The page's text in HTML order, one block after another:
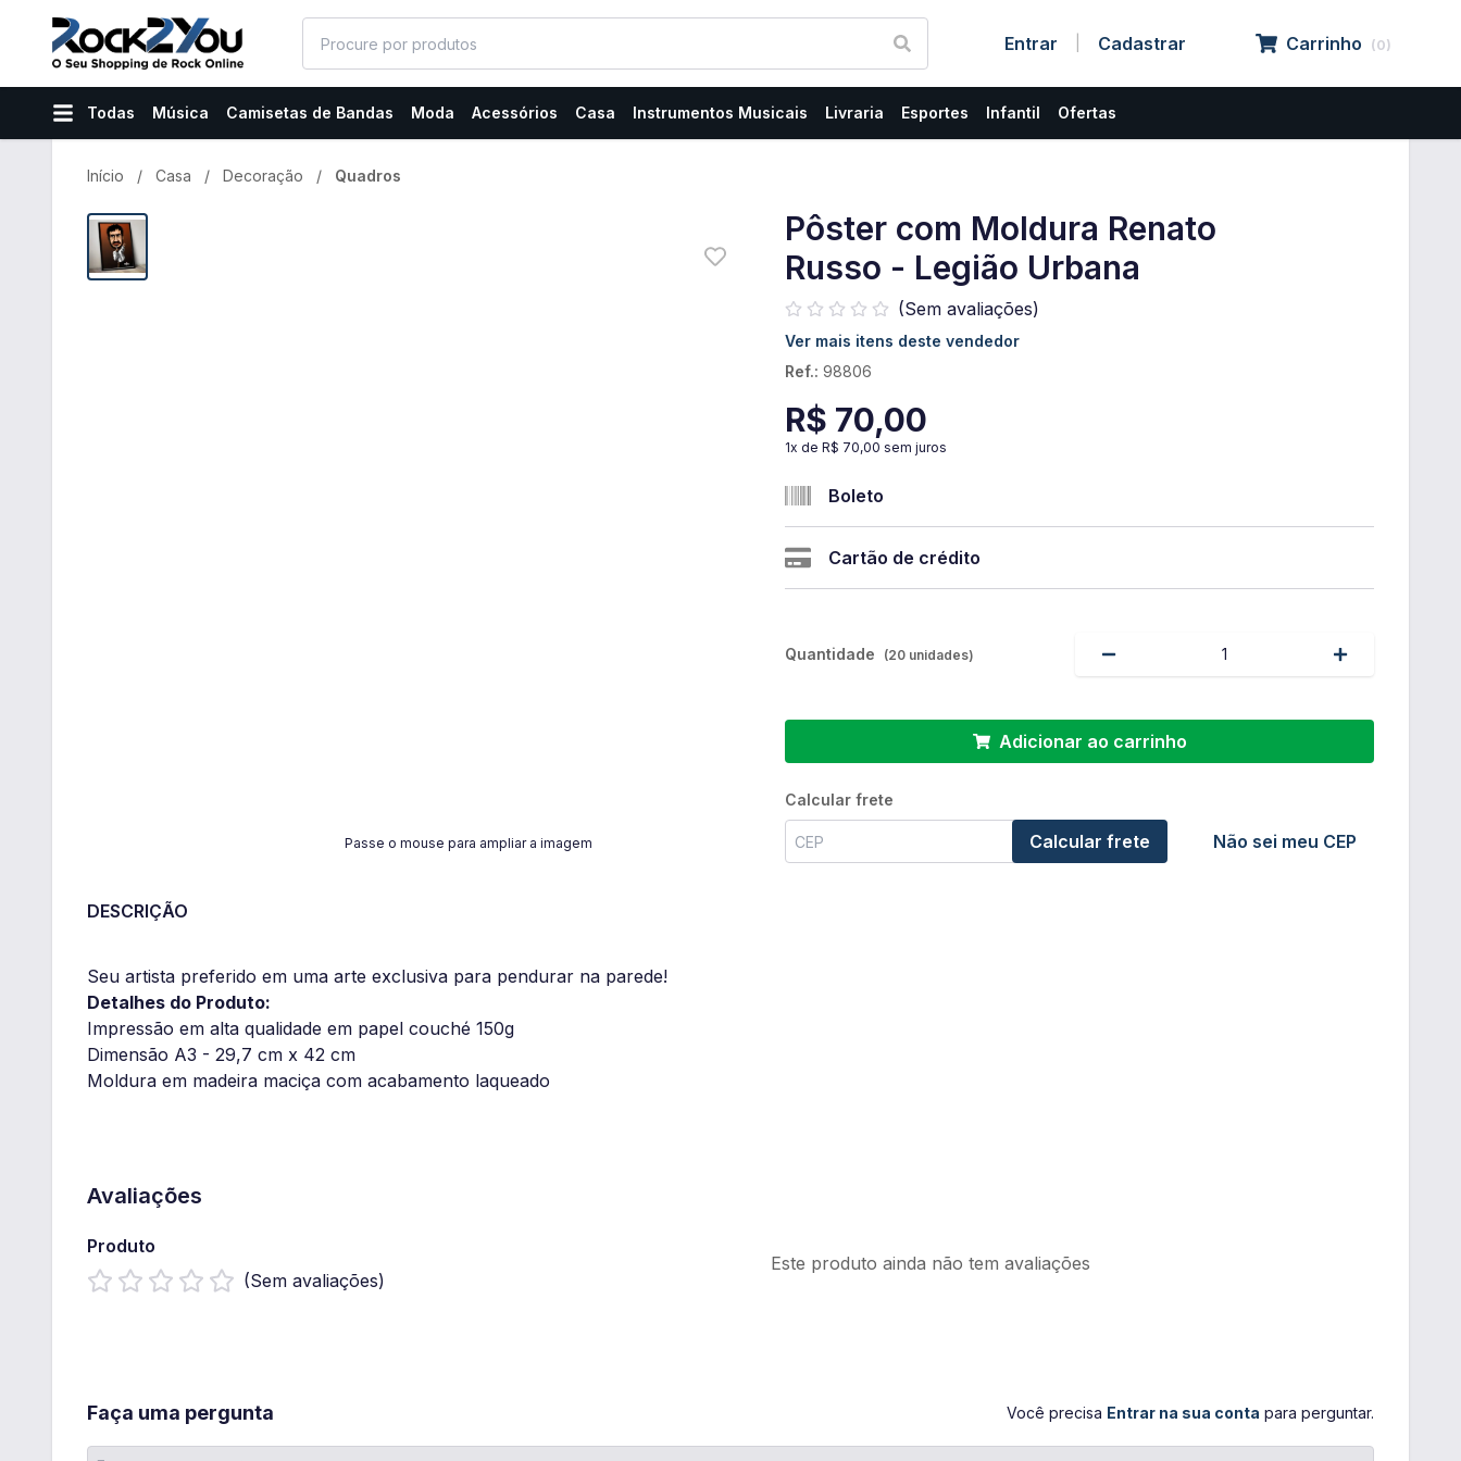
Entrar Cadastrar Carrinho (0)
Todas Música Camisetas de Bandas Moda Acessórios Casa Instrumentos Musicais Livraria Esportes Infantil Ofertas
Início Casa Decoração Quadros
Passe o mouse para ampliar a imagem
Pôster com Moldura Renato
Russo - Legião Urbana
(Sem avaliações)
Ver mais itens deste vendedor
Ref.: 98806
R$ 70,00
1x de R$ 70,00 sem juros
Boleto
Cartão de crédito
Quantidade (20 unidades)
Adicionar ao carrinho
Calcular frete
Calcular frete Não sei meu CEP
DESCRIÇÃO
Seu artista preferido em uma arte exclusiva para pendurar na parede!
Detalhes do Produto:
Impressão em alta qualidade em papel couché 150g
Dimensão A3 - 29,7 cm x 42 cm
Moldura em madeira maciça com acabamento laqueado
Avaliações
Produto
(Sem avaliações)
Este produto ainda não tem avaliações
Faça uma pergunta Você precisa Entrar na sua conta para perguntar.